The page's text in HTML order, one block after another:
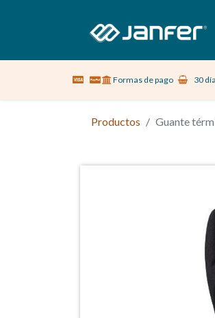
Sobre nosotros Vestuario Laboral
Formas de pago 30
Productos Guante